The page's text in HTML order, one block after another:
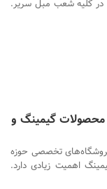
در کلیه شعب مبل سریر.
محصولات گیمینگ و
تخصصی حوزه
اهمیت زیادی دارد.